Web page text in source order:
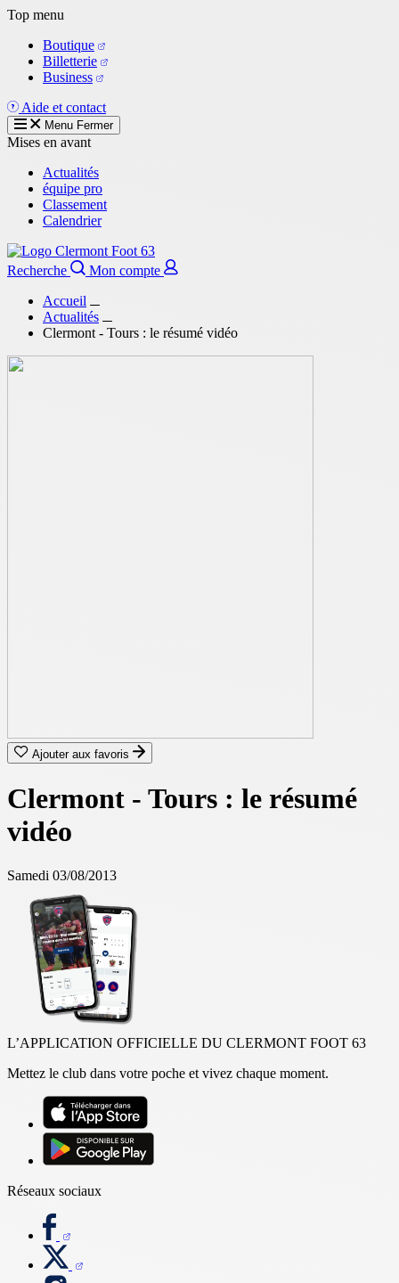
Aller
contenu
principal
Top menu
Boutique
Billetterie
Business
Aide et contact
Menu Fermer
Mises en avant
Actualités
équipe pro
Classement
Calendrier
Recherche
Mon compte
Accueil
Actualités
Clermont - Tours : le résumé vidéo
Ajouter aux favoris
Clermont - Tours : le résumé
vidéo
Samedi 03/08/2013
L’APPLICATION OFFICIELLE DU CLERMONT FOOT 63
Mettez le club dans votre poche et vivez chaque moment.
Réseaux sociaux